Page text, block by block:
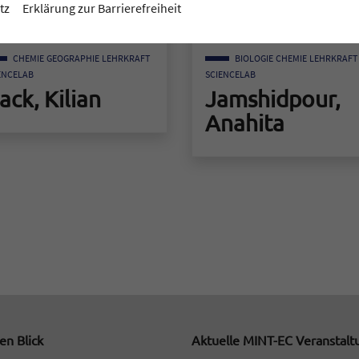
CHEMIE GEOGRAPHIE LEHRKRAFT
Kilian
BIOLOGIE CHEMIE LEHRKRAFT
SCIENCELAB
Jamshidpour,
Anahita
Blick
Aktuelle MINT-EC
Erklärung zur Barrierefreiheit